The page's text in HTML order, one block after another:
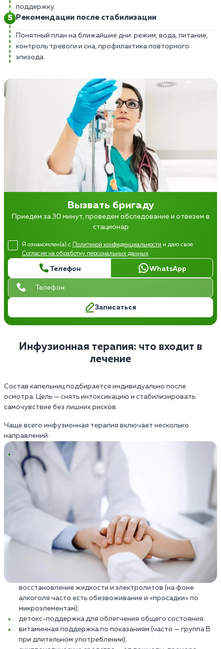
поддержку.
Рекомендации после стабилизации
Понятный план на ближайшие дни: режим, вода, питание,
контроль тревоги и сна, профилактика повторного
эпизода.
Вызвать бригаду
Приедем за 30 минут, проведем обследование и отвезем в
стационар
Телефон WhatsApp
Я ознакомлен(а) с Политикой конфиденциальности и даю свое
Согласие на обработку персональных данных
Записаться
Инфузионная терапия: что входит в
лечение
Состав капельниц подбирается индивидуально после
осмотра. Цель — снять интоксикацию и стабилизировать
самочувствие без лишних рисков.
Чаще всего инфузионная терапия включает несколько
направлений:
восстановление жидкости и электролитов (на фоне
алкоголя часто есть обезвоживание и «просадки» по
микроэлементам);
детокс-поддержка для облегчения общего состояния;
витаминная поддержка по показаниям (часто — группа B
при длительном употреблении);